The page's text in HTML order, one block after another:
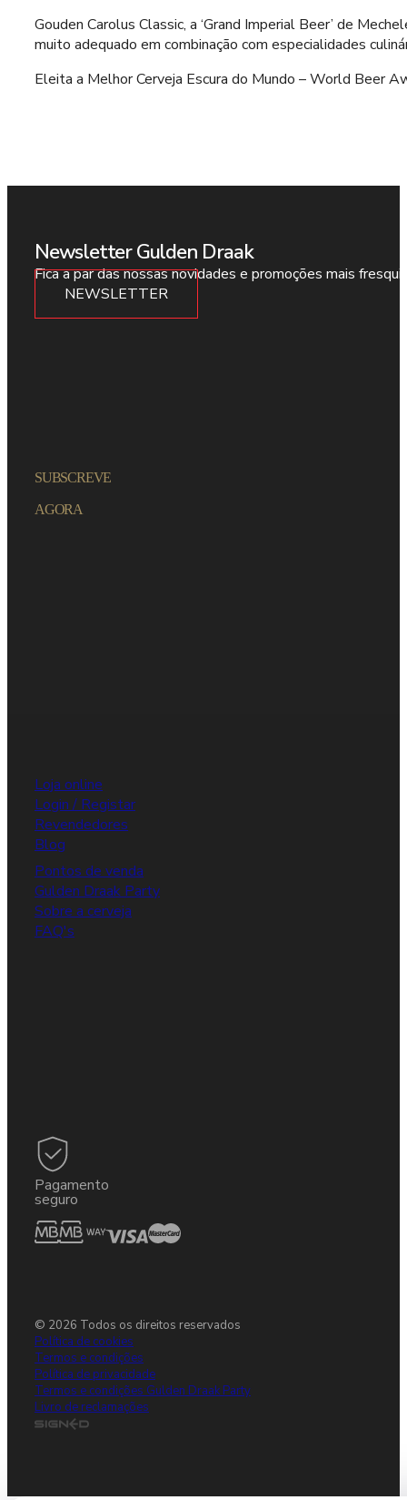
Gouden Carolus Classic, a ‘Grand Imperial Beer’ de
muito adequado em combinação com especialidades
Eleita a Melhor Cerveja Escura do Mundo – World Beer
Newsletter Gulden Draak
Fica a par das nossas novidades e promoções mais
NEWSLETTER
SUBSCREVE
AGORA
Loja online
Login / Registar
Revendedores
Blog
Pontos de venda
Gulden Draak Party
Sobre a cerveja
FAQ's
Pagamento
seguro
© 2026 Todos os direitos reservados
Política de cookies
Termos e condições
Política de privacidade
Termos e condições Gulden Draak Party
Livro de reclamações